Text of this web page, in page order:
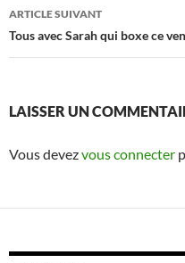
ARTICLE SUIVANT
Tous avec Sarah qui boxe ce
LAISSER UN
Vous devezvous connecter